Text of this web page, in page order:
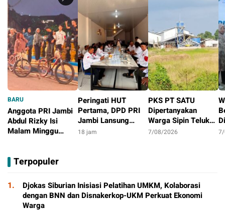
BARU
Anggota PRI Jambi
Abdul Rizky Isi
Malam Minggu
Aktivitas Positif
Peringati HUT
Pertama, DPD PRI
Jambi Lansung
Berbagi Dengan
18 jam
PKS PT SATU
Dipertanyakan
Warga Sipin Teluk
Duren, Jarak Dekat
7/08/2026
Terpopuler
1.
Djokas Siburian Inisiasi Pelatihan UMKM, Kolaborasi
dengan BNN dan Disnakerkop-UKM Perkuat Ekonomi
Warga